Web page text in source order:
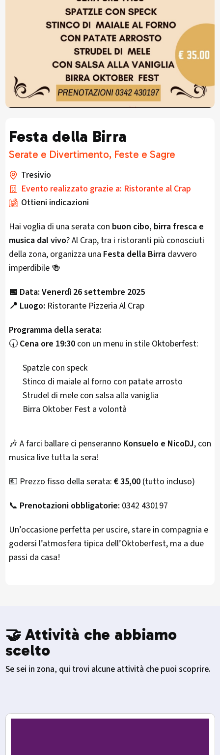
Festa della Birra
Serate e Divertimento, Feste e Sagre
Tresivio
Evento realizzato grazie a: Ristorante al Crap
Ottieni indicazioni
Hai voglia di una serata con buon cibo, birra fresca e
musica dal vivo? Al Crap, tra i ristoranti più conosciuti
della zona, organizza una Festa della Birradavvero
imperdibile 🍻
📅 Data: Venerdì 26 settembre 2025
📍 Luogo: Ristorante Pizzeria Al Crap
Programma della serata:
🕢Cena ore 19:30con un menu in stile Oktoberfest:
Spatzle con speck
Stinco di maiale al forno con patate arrosto
Strudel di mele con salsa alla vaniglia
Birra Oktober Fest a volontà
🎶 A farci ballare ci penseranno Konsuelo e NicoDJ, con
musica live tutta la sera!
💶 Prezzo fisso della serata: € 35,00(tutto incluso)
📞 Prenotazioni obbligatorie: 0342 430197
Un’occasione perfetta per uscire, stare in compagnia e
godersi l’atmosfera tipica dell’Oktoberfest, ma a due
passi da casa!
🤝 Attività che abbiamo
scelto
Se sei in zona, qui trovi alcune attività che puoi scoprire.